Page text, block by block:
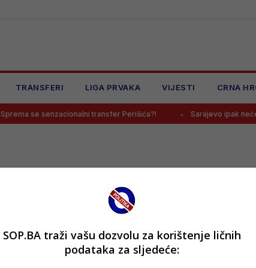
TRANSFERI LIGA PRVAKA VIJESTI CRNA
se senzacionalni transfer Perišića?! Sarajevo ipak neće
SOP.BA traži vašu dozvolu za korištenje ličnih
podataka za sljedeće: